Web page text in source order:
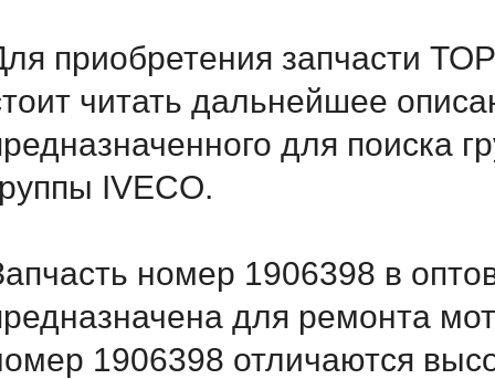
приобретения запчасти
читать дальнейшее
для поиска
IVECO.
номер 1906398 в
для ремонта
1906398 отличаются